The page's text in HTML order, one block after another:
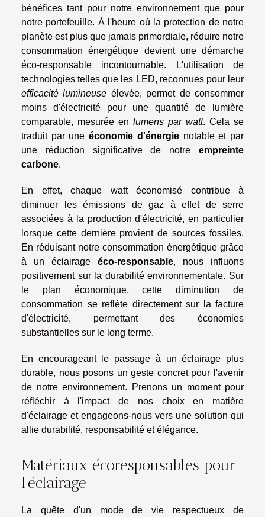
bénéfices tant pour notre environnement que pour
notre portefeuille. À l'heure où la protection de notre
planète est plus que jamais primordiale, réduire notre
consommation énergétique devient une démarche
éco-responsable incontournable. L'utilisation de
technologies telles que les LED, reconnues pour leur
efficacité lumineuse élevée, permet de consommer
moins d'électricité pour une quantité de lumière
comparable, mesurée en lumens par watt. Cela se
traduit par uneéconomie d'énergienotable et par
une réduction significative de notre empreinte
carbone.
En effet, chaque watt économisé contribue à
diminuer les émissions de gaz à effet de serre
associées à la production d'électricité, en particulier
lorsque cette dernière provient de sources fossiles.
En réduisant notre consommation énergétique grâce
à un éclairage éco-responsable, nous influons
positivement sur la durabilité environnementale. Sur
le plan économique, cette diminution de
consommation se reflète directement sur la facture
d'électricité, permettant des économies
substantielles sur le long terme.
En encourageant le passage à un éclairage plus
durable, nous posons un geste concret pour l'avenir
de notre environnement. Prenons un moment pour
réfléchir à l'impact de nos choix en matière
d'éclairage et engageons-nous vers une solution qui
allie durabilité, responsabilité et élégance.
Matériaux écoresponsables pour
l'éclairage
La quête d'un mode de vie respectueux de